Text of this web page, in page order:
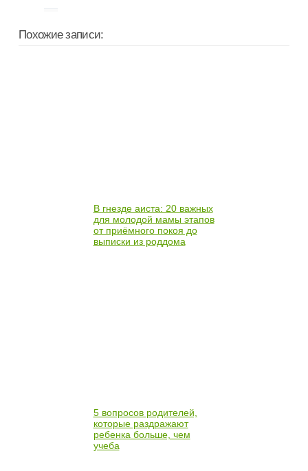
Похожие записи:
В гнезде аиста: 20 важных
для молодой мамы этапов
от приёмного покоя до
выписки из роддома
5 вопросов родителей,
которые раздражают
ребенка больше, чем
учеба